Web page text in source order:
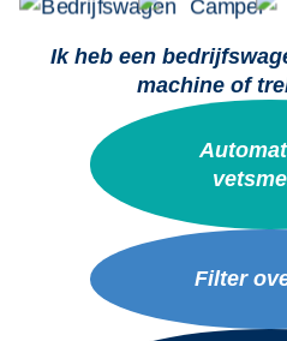
Ik heb een
machine of
Filter